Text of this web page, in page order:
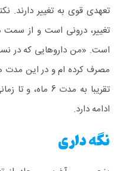
تعهدی قوی به تغییر دارند.
تغییر، درونی است و از
است. «من داروهایی که در
مصرف کرده ام و در این مدت
تقریبا به مدت 6
ادامه دارد.
نگه داری